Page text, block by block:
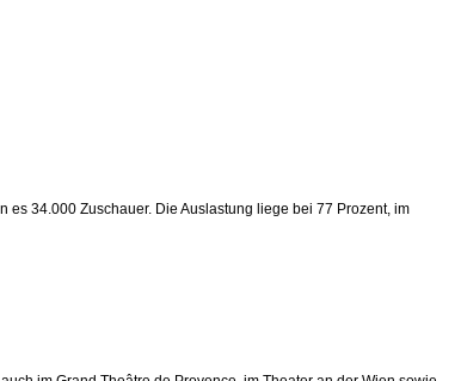
34.000 Zuschauer. Die Auslastung liege bei 77 Prozent, im